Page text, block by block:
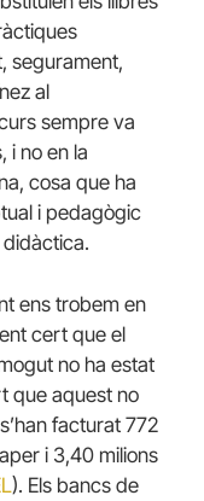
segurament,
al
sempre va
i no en la
cosa que ha
i pedagògic
ens trobem en
cert que el
no ha estat
que aquest no
facturat 772
i 3,40 milions
). Els bancs de